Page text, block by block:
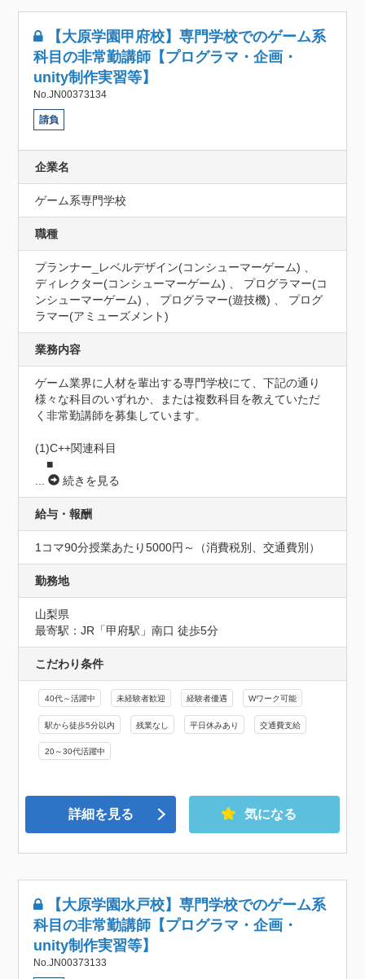
【大原学園甲府校】専門学校でのゲーム系
科目の非常勤講師【プログラマ・企画・
unity制作実習等】
No.JN00373134
請負
企業名
ゲーム系専門学校
職種
プランナー_レベルデザイン(コンシューマーゲーム) 、
ディレクター(コンシューマーゲーム) 、 プログラマー(コ
ンシューマーゲーム) 、 プログラマー(遊技機) 、 プログ
ラマー(アミューズメント)
業務内容
ゲーム業界に人材を輩出する専門学校にて、下記の通り
様々な科目のいずれか、または複数科目を教えていただ
く非常勤講師を募集しています。
(1)C++関連科目
■
...
続きを見る
給与・報酬
1コマ90分授業あたり5000円～（消費税別、交通費別）
勤務地
山梨県
最寄駅：JR「甲府駅」南口 徒歩5分
こだわり条件
40代～活躍中 未経験者歓迎 経験者優遇 Wワーク可能
駅から徒歩5分以内 残業なし 平日休みあり 交通費支給
20～30代活躍中
詳細を見る 気になる
【大原学園水戸校】専門学校でのゲーム系
科目の非常勤講師【プログラマ・企画・
unity制作実習等】
No.JN00373133